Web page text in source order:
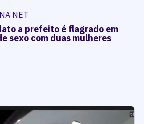
NET
a prefeito é flagrado em
sexo com duas mulheres